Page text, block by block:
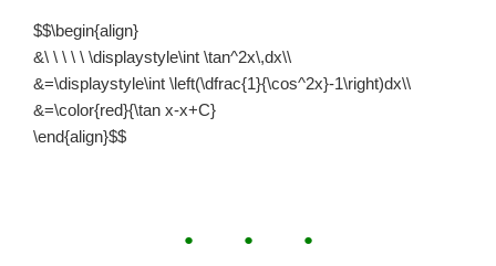
$$\begin{align}
&\ \ \ \ \ \displaystyle\int \tan^2x\,dx\\
&=\displaystyle\int \left(\dfrac{1}{\cos^2x}-1\right)dx\\
&=\color{red}{\tan x-x+C}
\end{align}$$
● ● ●